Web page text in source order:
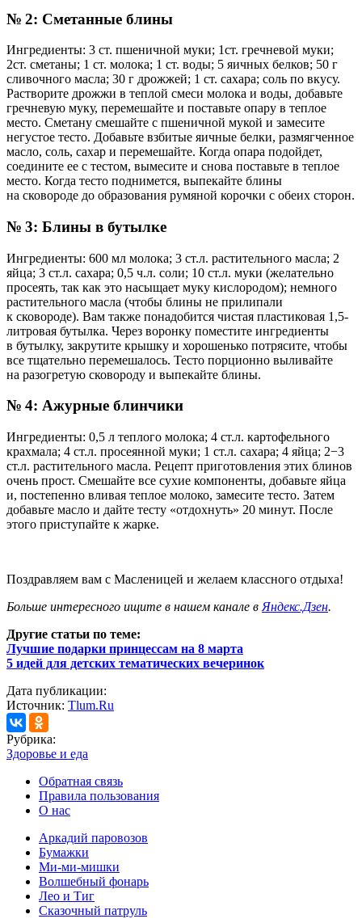
№ 2: Сметанные блины
Ингредиенты: 3 ст. пшеничной муки; 1ст. гречневой муки;
2ст. сметаны; 1 ст. молока; 1 ст. воды; 5 яичных белков; 50 г
сливочного масла; 30 г дрожжей; 1 ст. сахара; соль по вкусу.
Растворите дрожжи в теплой смеси молока и воды, добавьте
гречневую муку, перемешайте и поставьте опару в теплое
место. Сметану смешайте с пшеничной мукой и замесите
негустое тесто. Добавьте взбитые яичные белки, размягченное
масло, соль, сахар и перемешайте. Когда опара подойдет,
соедините ее с тестом, вымесите и снова поставьте в теплое
место. Когда тесто поднимется, выпекайте блины
на сковороде до образования румяной корочки с обеих сторон.
№ 3: Блины в бутылке
Ингредиенты: 600 мл молока; 3 ст.л. растительного масла; 2
яйца; 3 ст.л. сахара; 0,5 ч.л. соли; 10 ст.л. муки (желательно
просеять, так как это насыщает муку кислородом); немного
растительного масла (чтобы блины не прилипали
к сковороде). Вам также понадобится чистая пластиковая 1,5-
литровая бутылка. Через воронку поместите ингредиенты
в бутылку, закрутите крышку и хорошенько потрясите, чтобы
все тщательно перемешалось. Тесто порционно выливайте
на разогретую сковороду и выпекайте блины.
№ 4: Ажурные блинчики
Ингредиенты: 0,5 л теплого молока; 4 ст.л. картофельного
крахмала; 4 ст.л. просеянной муки; 1 ст.л. сахара; 4 яйца; 2−3
ст.л. растительного масла. Рецепт приготовления этих блинов
очень прост. Смешайте все сухие компоненты, добавьте яйца
и, постепенно вливая теплое молоко, замесите тесто. Затем
добавьте масло и дайте тесту «отдохнуть» 20 минут. После
этого приступайте к жарке.
Поздравляем вам с Масленицей и желаем классного отдыха!
Больше интересного ищите в нашем канале в Яндекс.Дзен.
Другие статьи по теме:
Лучшие подарки принцессам на 8 марта
5 идей для детских тематических вечеринок
Дата публикации:
Источник: Tlum.Ru
Рубрика:
Здоровье и еда
Обратная связь
Правила пользования
О нас
Аркадий паровозов
Бумажки
Ми-ми-мишки
Волшебный фонарь
Лео и Тиг
Сказочный патруль